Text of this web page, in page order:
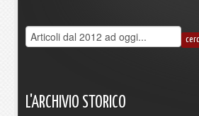
L'ARCHIVIO STORICO